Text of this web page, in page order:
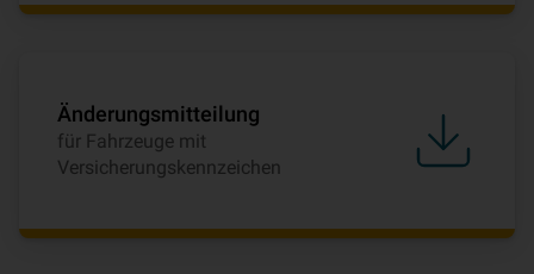
Änderungsmitteilung
für Fahrzeuge mit
Versicherungskennzeichen